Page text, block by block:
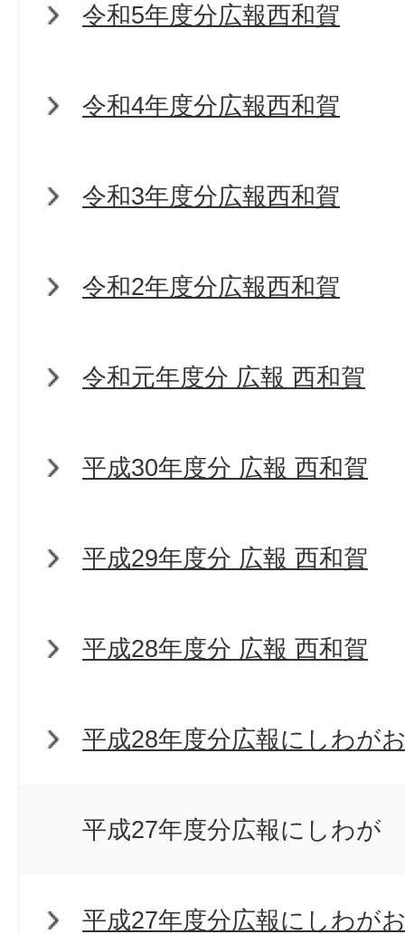
令和5年度分広報西和賀
令和4年度分広報西和賀
令和3年度分広報西和賀
令和2年度分広報西和賀
令和元年度分 広報 西和賀
平成30年度分 広報 西和賀
平成29年度分 広報 西和賀
平成28年度分 広報 西和賀
平成28年度分広報にしわが
平成27年度分広報にしわが
平成27年度分広報にしわが